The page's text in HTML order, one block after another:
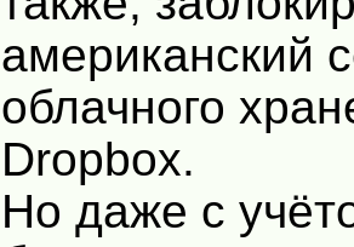
американский
облачного
Dropbox.
Но даже с